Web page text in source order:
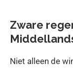
Zware
Niet alleen de